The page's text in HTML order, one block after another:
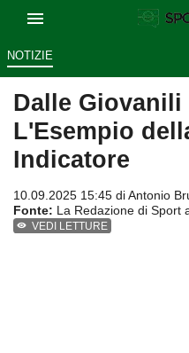
NOTIZIE
Dalle Giovanili
L'Esempio
Indicatore
10.09.2025 15:45 diAntonio
Fonte: La Redazione di Sport
VEDI LETTURE